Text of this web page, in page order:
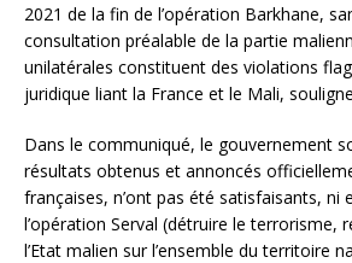
2021 de la fin de l’opération Barkhane,
consultation préalable de la partie
unilatérales constituent des violations
juridique liant la France et le Mali,
Dans le communiqué, le gouvernement
résultats obtenus et annoncés
françaises, n’ont pas été satisfaisants, ni
l’opération Serval (détruire le terrorisme,
l’Etat malien sur l’ensemble du territoire